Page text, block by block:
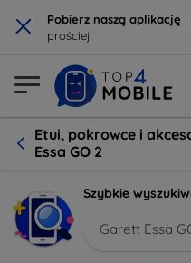
× Pobierz naszą aplikację i
prościej
Etui, pokrowce i
Essa GO 2
Szybkie
Garett Essa